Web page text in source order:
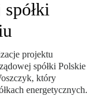
projektu
spółki Polskie
który
energetycznych.